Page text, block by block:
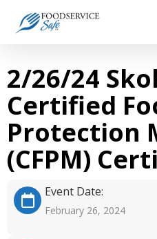
2/26/24
Certified
Protection
(CFPM)
Event Date:
February 26, 2024